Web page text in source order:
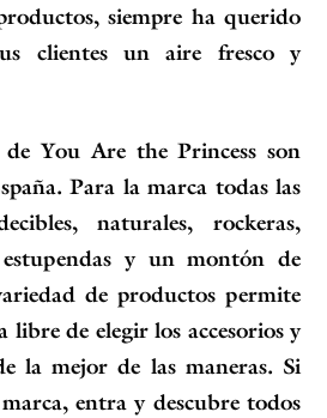
siempre ha querido
clientes un aire fresco y
You Are the Princess son
Para la marca todas las
naturales, rockeras,
estupendas y un montón de
de productos permite
libre de elegir los accesorios y
la mejor de las maneras. Si
entra y descubre todos